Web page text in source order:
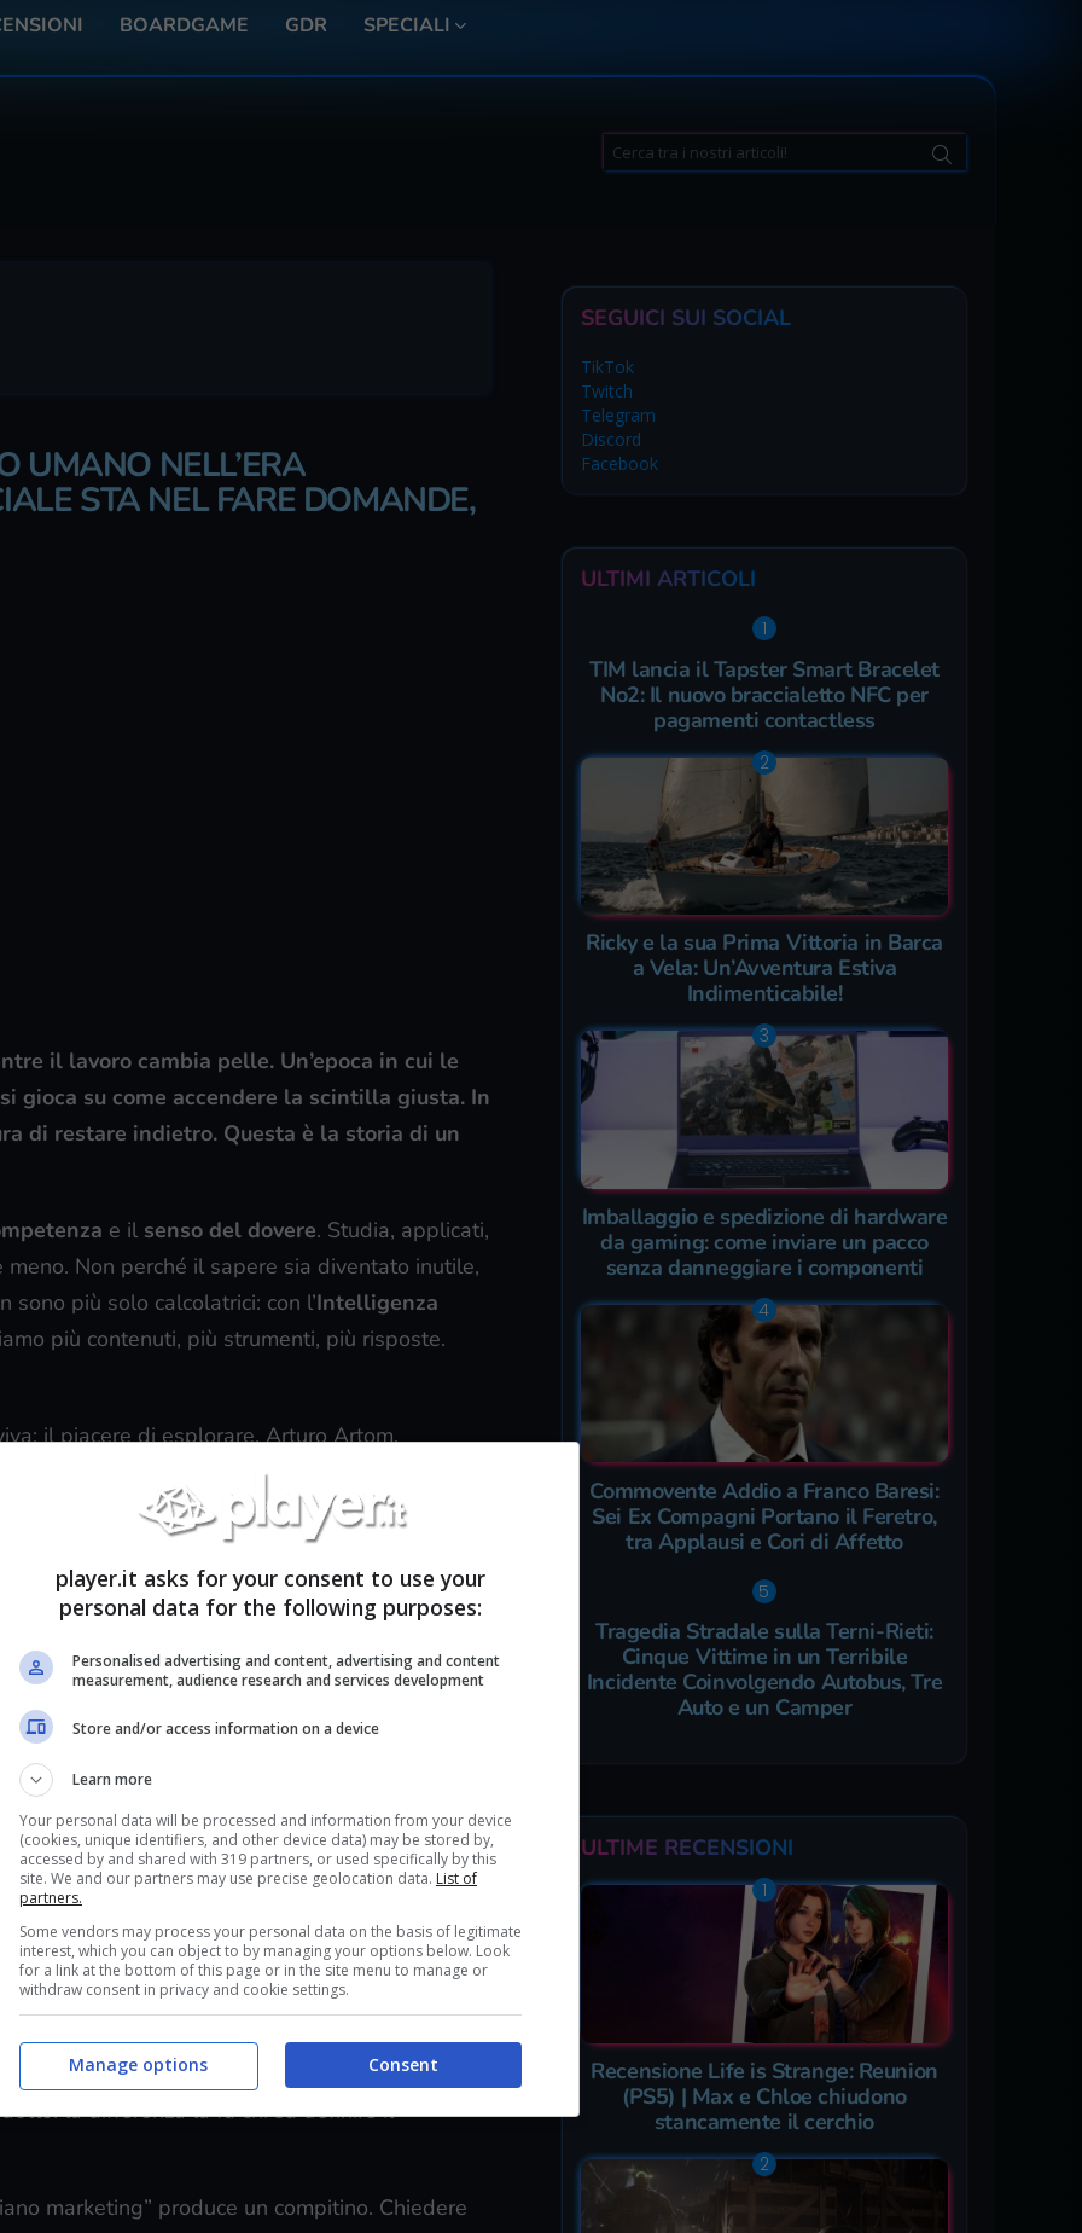
BOARDGAME GDR SPECIALI
Search
for:
UMANO NELL’ERA
STA NEL FARE DOMANDE,
il lavoro cambia pelle. Un’epoca in cui le
gioca su come accendere la scintilla giusta. In
di restare indietro. Questa è la storia di un
e il senso del dovere. Studia, applicati,
Non perché il sapere sia diventato inutile,
sono più solo calcolatrici: con l’Intelligenza
più contenuti, più strumenti, più risposte.
il piacere di esplorare. Arturo Artom,
nel libro “La nuova intelligenza – Connetti le
lavora conta più di quanto ammettiamo. Non è
cercare un nesso in più, una strada laterale, un
Non lo è. Il punto centrale arriva
il nostro
meglio. È Artom a dirlo con chiarezza:
la direzione del pensiero, umano e
su lavoratori della conoscenza ha mostrato
scrittura di oltre un terzo e migliora la qualità
il compito è analitico e mal definito, i risultati
consulenti aziendali, sempre nel 2023, hanno
e cali netti su problemi complessi se l’AInon
la differenza la fa chi sa definire il
marketing” produce un compitino. Chiedere
SEGUICI SUI SOCIAL
TikTok
Twitch
Telegram
Discord
Facebook
ULTIMI ARTICOLI
TIM lancia il Tapster Smart Bracelet
No2: Il nuovo braccialetto NFC per
pagamenti contactless
Ricky e la sua Prima Vittoria in Barca
a Vela: Un’Avventura Estiva
Indimenticabile!
Imballaggio e spedizione di hardware
da gaming: come inviare un pacco
senza danneggiare i componenti
Commovente Addio a Franco Baresi:
Sei Ex Compagni Portano il Feretro,
tra Applausi e Cori di Affetto
Tragedia Stradale sulla Terni-Rieti:
Cinque Vittime in un Terribile
Incidente Coinvolgendo Autobus, Tre
Auto e un Camper
ULTIME RECENSIONI
Recensione Life is Strange: Reunion
(PS5) | Max e Chloe chiudono
stancamente il cerchio
player.it asks for your consent to use your
personal data for the following purposes:
Personalised advertising and content, advertising and content
measurement, audience research and services development
Store and/or access information on a device
Learn more
Your personal data will be processed and information from your device
(cookies, unique identifiers, and other device data) may be stored by,
accessed by and shared with 319 partners, or used specifically by this
site. We and our partners may use precise geolocation data. List of
partners.
Some vendors may process your personal data on the basis of legitimate
interest, which you can object to by managing your options below. Look
for a link at the bottom of this page or in the site menu to manage or
withdraw consent in privacy and cookie settings.
Consent
Manage options